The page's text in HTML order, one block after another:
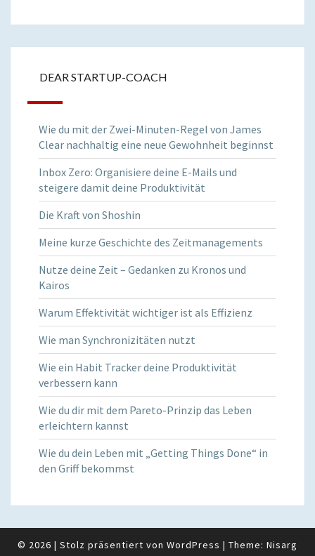
DEAR STARTUP-COACH
Wie du mit der Zwei-Minuten-Regel von James
Clear nachhaltig eine neue Gewohnheit beginnst
Inbox Zero: Organisiere deine E-Mails und
steigere damit deine Produktivität
Die Kraft von Shoshin
Meine kurze Geschichte des Zeitmanagements
Nutze deine Zeit – Gedanken zu Kronos und
Kairos
Warum Effektivität wichtiger ist als Effizienz
Wie man Synchronizitäten nutzt
Wie ein Habit Tracker deine Produktivität
verbessern kann
Wie du dir mit dem Pareto-Prinzip das Leben
erleichtern kannst
Wie du dein Leben mit „Getting Things Done“ in
den Griff bekommst
© 2026 | Stolz präsentiert von WordPress | Theme: Nisarg